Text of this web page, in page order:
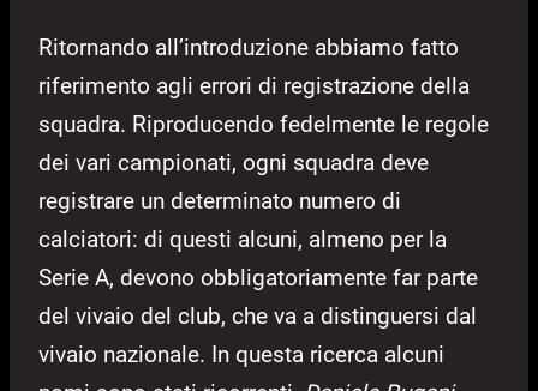
Ritornando all’introduzione abbiamo fatto
riferimento agli errori di registrazione della
squadra. Riproducendo fedelmente le regole
dei vari campionati, ogni squadra deve
registrare un determinato numero di
calciatori: di questi alcuni, almeno per la
Serie A, devono obbligatoriamente far parte
del vivaio del club, che va a distinguersi dal
vivaio nazionale. In questa ricerca alcuni